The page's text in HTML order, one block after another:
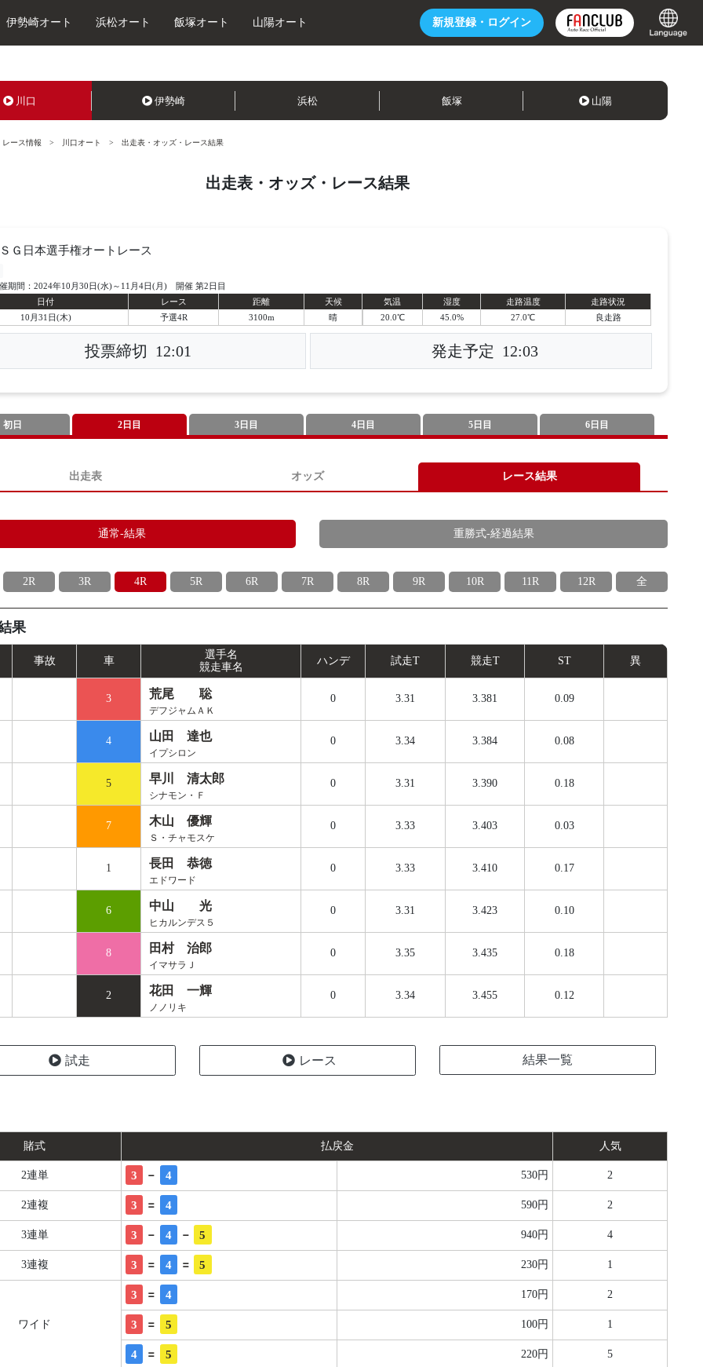
新規登録・ ログイン
伊勢崎オート 浜松オート 飯塚オート 山陽オート
川口 伊勢崎 浜松 飯塚 山陽
レース情報 川口オート 出走表・オッズ・レース結果
出走表・オッズ・レース結果
Ｇ日本選手権オートレース
期間：2024年10月30日(水)～11月4日(月) 開催 第2日目
日付
レース 距離
天候
10月31日(木)
予選4R 3100m 晴
気温 湿度 走路温度
走路状況
20.0℃
45.0% 27.0℃ 良走路
投票締切 12:01 発走予定 12:03
初日 2日目 3日目 4日目 5日目 6日目
出走表 オッズ レース結果
通常-結果 重勝式-経過結果
2R 3R 4R 5R 6R 7R 8R 9R 10R 11R 12R 全
果
事故 車
選手名
競走車名
ハンデ 試走T 競走T ST 異
3 荒尾 聡
デフジャムＡＫ
0 3.31 3.381 0.09
4 山田 達也
イプシロン
0 3.34 3.384 0.08
5 早川 清太郎
シナモン・Ｆ
0 3.31 3.390 0.18
7 木山 優輝
Ｓ・チャモスケ
0 3.33 3.403 0.03
1 長田 恭徳
エドワード
0 3.33 3.410 0.17
6 中山 光
ヒカルンデス５
0 3.31 3.423 0.10
8 田村 治郎
イマサラＪ
0 3.35 3.435 0.18
2 花田 一輝
ノノリキ
0 3.34 3.455 0.12
試走 レース 結果一覧
賭式 払戻金 人気
2連単 3 - 4 530円 2
2連複 3 = 4 590円 2
3連単 3 - 4 - 5 940円 4
3連複 3 = 4 = 5 230円 1
ワイド
3 = 4 170円 2
3 = 5 100円 1
4 = 5 220円 5